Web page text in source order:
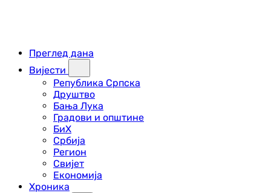
Преглед дана
Вијести
Република Српска
Друштво
Бања Лука
Градови и општине
БиХ
Србија
Регион
Свијет
Економија
Хроника